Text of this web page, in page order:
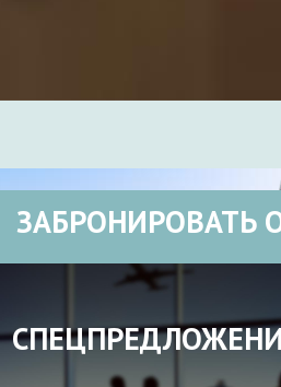
ЗАБРОНИРОВАТЬ